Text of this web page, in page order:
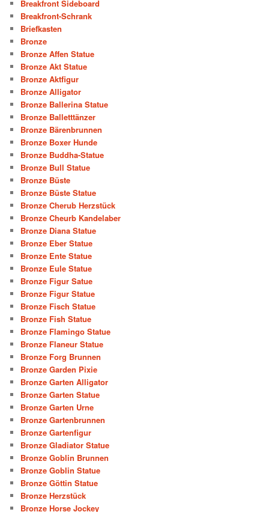
Breakfront Sideboard
Breakfront-Schrank
Briefkasten
Bronze
Bronze Affen Statue
Bronze Akt Statue
Bronze Aktfigur
Bronze Alligator
Bronze Ballerina Statue
Bronze Balletttänzer
Bronze Bärenbrunnen
Bronze Boxer Hunde
Bronze Buddha-Statue
Bronze Bull Statue
Bronze Büste
Bronze Büste Statue
Bronze Cherub Herzstück
Bronze Cheurb Kandelaber
Bronze Diana Statue
Bronze Eber Statue
Bronze Ente Statue
Bronze Eule Statue
Bronze Figur Satue
Bronze Figur Statue
Bronze Fisch Statue
Bronze Fish Statue
Bronze Flamingo Statue
Bronze Flaneur Statue
Bronze Forg Brunnen
Bronze Garden Pixie
Bronze Garten Alligator
Bronze Garten Statue
Bronze Garten Urne
Bronze Gartenbrunnen
Bronze Gartenfigur
Bronze Gladiator Statue
Bronze Goblin Brunnen
Bronze Goblin Statue
Bronze Göttin Statue
Bronze Herzstück
Bronze Horse Jockey